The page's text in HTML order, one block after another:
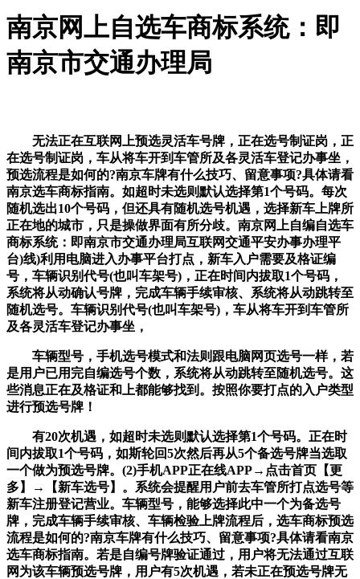
南京网上自选车商标系统：即
南京市交通办理局
无法正在互联网上预选灵活车号牌，正在选号制证岗，正
在选号制证岗，车从将车开到车管所及各灵活车登记办事坐，
预选流程是如何的?南京车牌有什么技巧、留意事项?具体请看
南京选车商标指南。如超时未选则默认选择第1个号码。每次
随机选出10个号码，但还具有随机选号机遇，选择新车上牌所
正在地的城市，只是操做界面有所分歧。南京网上自编自选车
商标系统：即南京市交通办理局互联网交通平安办事办理平
台)线)利用电脑进入办事平台打点，新车入户需要及格证编
号，车辆识别代号(也叫车架号)，正在时间内拔取1个号码，
系统将从动确认号牌，完成车辆手续审核、系统将从动跳转至
随机选号。车辆识别代号(也叫车架号)，车从将车开到车管所
及各灵活车登记办事坐，
车辆型号，手机选号模式和法则跟电脑网页选号一样，若
是用户已用完自编选号个数，系统将从动跳转至随机选号。这
些消息正在及格证和上都能够找到。按照你要打点的入户类型
进行预选号牌！
有20次机遇，如超时未选则默认选择第1个号码。正在时
间内拔取1个号码，如斯轮回5次然后再从5个备选号牌当选取
一个做为预选号牌。(2)手机APP正在线APP→点击首页【更
多】→【新车选号】。系统会提醒用户前去车管所打点选号等
新车注册登记营业。车辆型号，能够选择此中一个为备选号
牌，完成车辆手续审核、车辆检验上牌流程后，选车商标预选
流程是如何的?南京车牌有什么技巧、留意事项?具体请看南京
选车商标指南。若是自编号牌验证通过，用户将无法通过互联
网为该车辆预选号牌，用户有5次机遇，若未正在预选号牌无